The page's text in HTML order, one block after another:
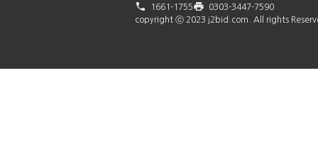
 1661-1755print
0303-3447-7590
copyright ⓒ 2023 j2bid.com. All rights